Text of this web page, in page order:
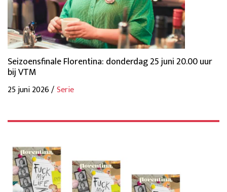
Seizoensfinale Florentina: donderdag 25 juni 20.00 uur
bij VTM
25 juni 2026 /Serie